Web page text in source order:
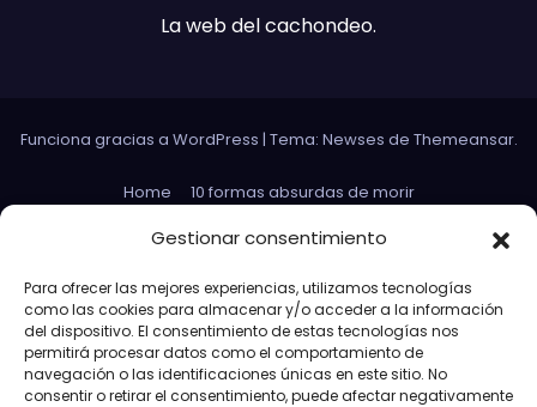
Gestionar consentimiento
Para ofrecer las mejores experiencias, utilizamos tecnologías
como las cookies para almacenar y/o acceder a la información
del dispositivo. El consentimiento de estas tecnologías nos
permitirá procesar datos como el comportamiento de
navegación o las identificaciones únicas en este sitio. No
consentir o retirar el consentimiento, puede afectar negativamente
La web del cachondeo.
Funciona gracias a WordPress | Tema: Newses de Themeansar.
Home
10 formas absurdas de morir
Datos curiosos que no sirven para nada
Efectos 3D con Gifs animados
El Rey Abdica
Las 30 Leyes sexuales más absurdas del mundo
Las leyes de Murphy
Lost: Curiosidades